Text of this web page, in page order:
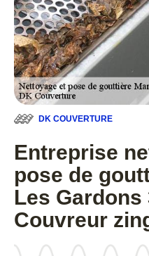
DK COUVERTURE
Entreprise
pose de
Les Gardons
Couvreur